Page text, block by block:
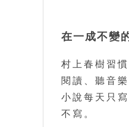
在一成不變
村上春樹習
閱讀、聽音
小說每天只
不寫。